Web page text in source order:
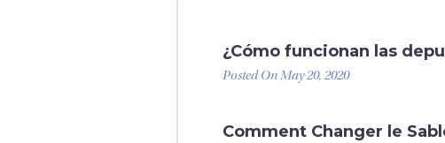
¿Cómo funcionan las
Posted On May 20, 2020
Comment Changer le